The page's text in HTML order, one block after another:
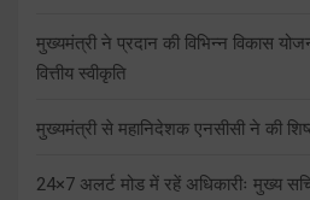
मुख्यमंत्री ने प्रदान की विभिन्न विकास
वित्तीय स्वीकृति
मुख्यमंत्री से महानिदेशक एनसीसी ने की
24×7 अलर्ट मोड में रहें अधिकारीः मुख्य